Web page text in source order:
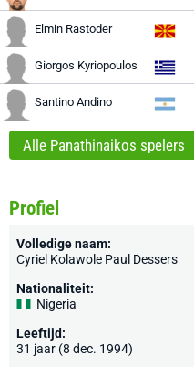
Elmin Rastoder
Giorgos Kyriopoulos
Santino Andino
Alle Panathinaikos spelers
Profiel
Volledige naam:
Cyriel Kolawole Paul Dessers
Nationaliteit:
Nigeria
Leeftijd:
31 jaar (8 dec. 1994)